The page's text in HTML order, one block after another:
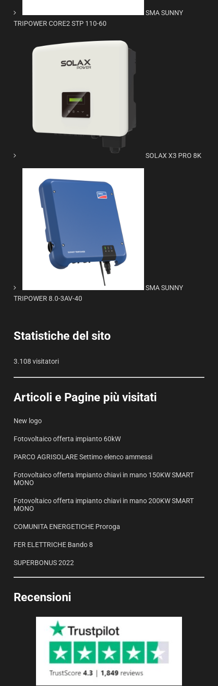
SMA SUNNY
TRIPOWER CORE2 STP 110-60
SOLAX X3 PRO 8K
SMA SUNNY
TRIPOWER 8.0-3AV-40
Statistiche del sito
3.108 visitatori
Articoli e Pagine più visitati
New logo
Fotovoltaico offerta impianto 60kW
PARCO AGRISOLARE Settimo elenco ammessi
Fotovoltaico offerta impianto chiavi in mano 150KW SMART
MONO
Fotovoltaico offerta impianto chiavi in mano 200KW SMART
MONO
COMUNITA ENERGETICHE Proroga
FER ELETTRICHE Bando 8
SUPERBONUS 2022
Recensioni